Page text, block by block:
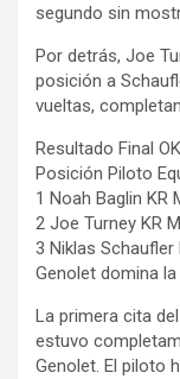
segundo sin
Por detrás, Joe
posición a
vueltas,
Resultado Final OK
Posición Piloto
1 Noah Baglin KR
2 Joe Turney KR
3 Niklas Schaufler
Genolet domina
La primera cita
estuvo
Genolet. El piloto